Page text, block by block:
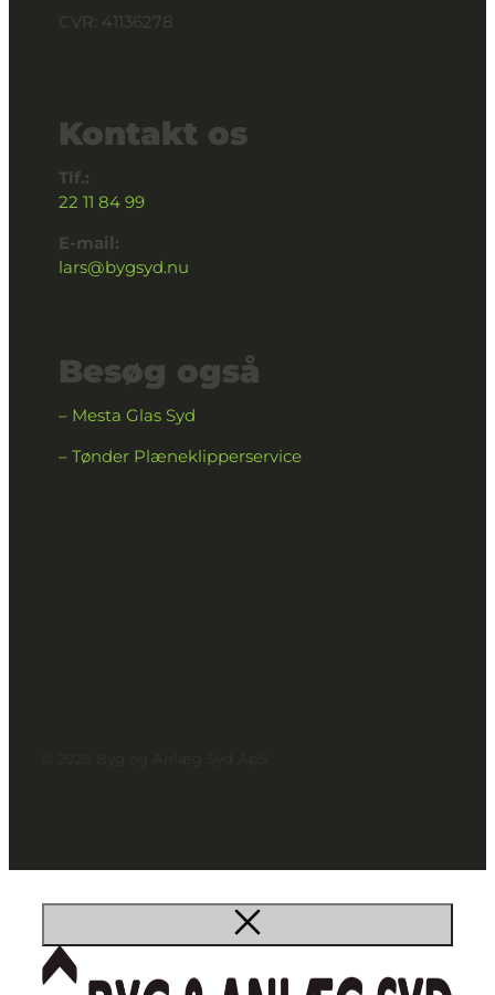
CVR: 41136278
Kontakt os
Tlf.:
22 11 84 99
E-mail:
lars@bygsyd.nu
Besøg også
– Mesta Glas Syd
– Tønder Plæneklipperservice